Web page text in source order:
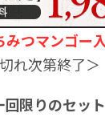
みつマンゴー
れ次第終了＞
回限りのセット